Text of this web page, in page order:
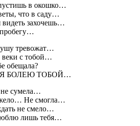
в окошко…
что в саду…
захочешь…
тревожат…
веки с тобой…
обещала?
Я БОЛЕЮ ТОБОЙ…
не сумела…
Не смогла…
не смело…
лишь тебя…